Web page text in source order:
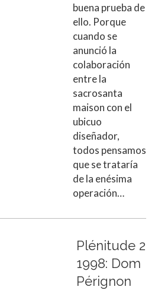
buena prueba de
ello. Porque
cuando se
anunció la
colaboración
entre la
sacrosanta
maison con el
ubicuo
diseñador,
todos pensamos
que se trataría
de la enésima
operación…
Plénitude 2
1998: Dom
Pérignon